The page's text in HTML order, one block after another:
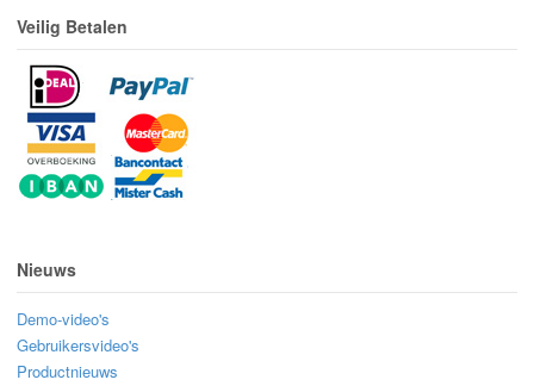
Veilig Betalen
Nieuws
Demo-video's
Gebruikersvideo's
Productnieuws